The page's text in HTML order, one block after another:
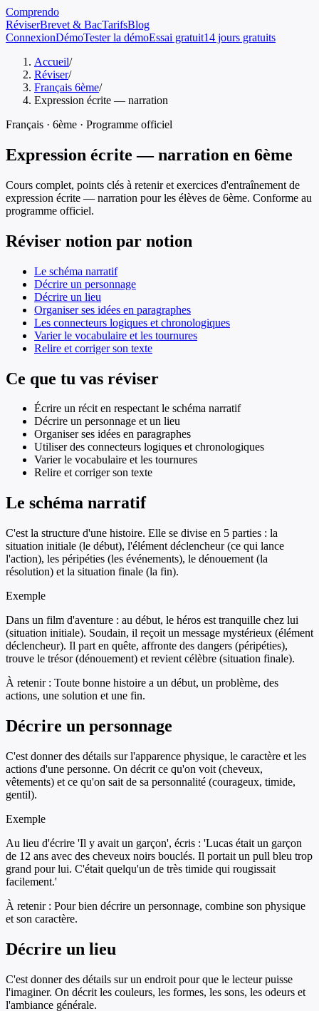
Comprendo
RéviserBrevet & BacTarifsBlog
ConnexionDémoTester la démoEssai gratuit14 jours gratuits
Accueil/
Réviser/
Français 6ème/
Expression écrite — narration
Français · 6ème · Programme officiel
Expression écrite — narration en 6ème
Cours complet, points clés à retenir et exercices d'entraînement de
expression écrite — narration pour les élèves de 6ème. Conforme au
programme officiel.
Réviser notion par notion
Le schéma narratif
Décrire un personnage
Décrire un lieu
Organiser ses idées en paragraphes
Les connecteurs logiques et chronologiques
Varier le vocabulaire et les tournures
Relire et corriger son texte
Ce que tu vas réviser
Écrire un récit en respectant le schéma narratif
Décrire un personnage et un lieu
Organiser ses idées en paragraphes
Utiliser des connecteurs logiques et chronologiques
Varier le vocabulaire et les tournures
Relire et corriger son texte
Le schéma narratif
C'est la structure d'une histoire. Elle se divise en 5 parties : la
situation initiale (le début), l'élément déclencheur (ce qui lance
l'action), les péripéties (les événements), le dénouement (la
résolution) et la situation finale (la fin).
Exemple
Dans un film d'aventure : au début, le héros est tranquille chez lui
(situation initiale). Soudain, il reçoit un message mystérieux (élément
déclencheur). Il part en quête, affronte des dangers (péripéties),
trouve le trésor (dénouement) et revient célèbre (situation finale).
À retenir : Toute bonne histoire a un début, un problème, des
actions, une solution et une fin.
Décrire un personnage
C'est donner des détails sur l'apparence physique, le caractère et les
actions d'une personne. On décrit ce qu'on voit (cheveux,
vêtements) et ce qu'on sait de sa personnalité (courageux, timide,
gentil).
Exemple
Au lieu d'écrire 'Il y avait un garçon', écris : 'Lucas était un garçon
de 12 ans avec des cheveux noirs bouclés. Il portait un pull bleu trop
grand pour lui. C'était quelqu'un de très timide qui rougissait
facilement.'
À retenir : Pour bien décrire un personnage, combine son physique
et son caractère.
Décrire un lieu
C'est donner des détails sur un endroit pour que le lecteur puisse
l'imaginer. On décrit les couleurs, les formes, les sons, les odeurs et
l'ambiance générale.